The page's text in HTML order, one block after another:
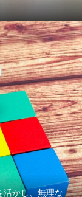
活かし、無理な